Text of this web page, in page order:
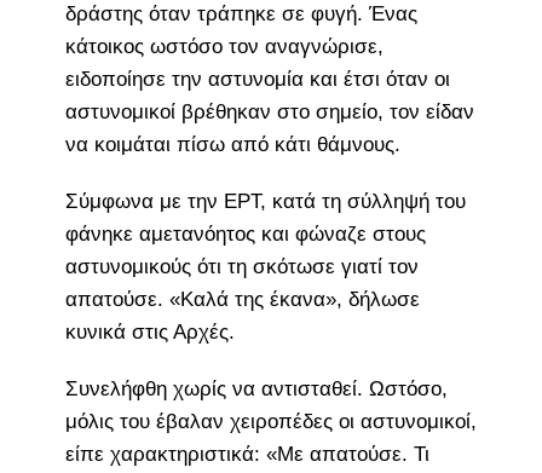
δράστης όταν τράπηκε σε φυγή. Ένας
κάτοικος ωστόσο τον αναγνώρισε,
ειδοποίησε την αστυνομία και έτσι όταν οι
αστυνομικοί βρέθηκαν στο σημείο, τον είδαν
να κοιμάται πίσω από κάτι θάμνους.
Σύμφωνα με την ΕΡΤ, κατά τη σύλληψή του
φάνηκε αμετανόητος και φώναζε στους
αστυνομικούς ότι τη σκότωσε γιατί τον
απατούσε. «Καλά της έκανα», δήλωσε
κυνικά στις Αρχές.
Συνελήφθη χωρίς να αντισταθεί. Ωστόσο,
μόλις του έβαλαν χειροπέδες οι αστυνομικοί,
είπε χαρακτηριστικά: «Με απατούσε. Τι